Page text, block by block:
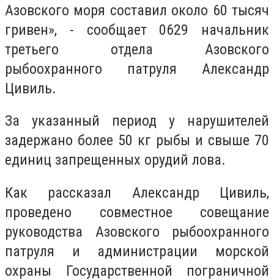
Азовского моря составил около 60 тысяч
гривен», - сообщает 0629 начальник
третьего отдела Азовского
рыбоохранного патруля Александр
Цивиль.
За указанный период у нарушителей
задержано более 50 кг рыбы и свыше 70
единиц запрещенных орудий лова.
Как рассказал Александр Цивиль,
проведено совместное совещание
руководства Азовского рыбоохранного
патруля и администрации морской
охраны Государственной пограничной